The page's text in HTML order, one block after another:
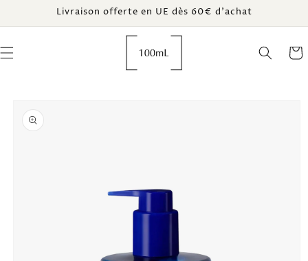
direttamente
ai contenuti
Livraison offerte en UE dès 60€ d’achat
informazioni
sul prodotto